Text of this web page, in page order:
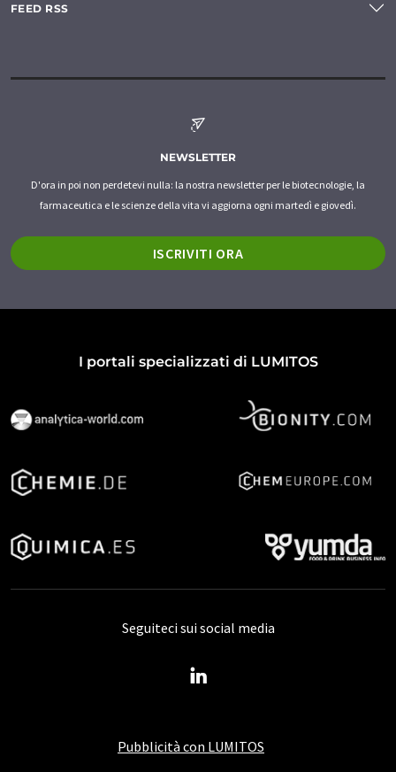
FEED RSS
NEWSLETTER
D'ora in poi non perdetevi nulla: la nostra newsletter per le biotecnologie, la
farmaceutica e le scienze della vita vi aggiorna ogni martedì e giovedì.
ISCRIVITI ORA
I portali specializzati di LUMITOS
Pubblicità con LUMITOS
Seguiteci sui social media